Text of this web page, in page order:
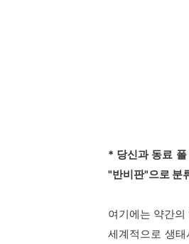
* 당신과 동료 폴
"반비판"으로 분
여기에는 약간
세계적으로 생